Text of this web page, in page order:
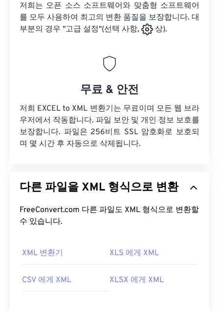
저희는 오픈 소스 소프트웨어와 맞춤형 소프트웨어
를 모두 사용하여 최고의 변환 품질을 보장합니다. 대
부분의 경우 "고급 설정"(선택 사항,
상).
무료 & 안전
저희 EXCEL to XML 변환기는 무료이며 모든 웹 브라
우저에서 작동합니다. 파일 보안 및 개인 정보 보호를
보장합니다. 파일은 256비트 SSL 암호화로 보호되
며 몇 시간 후 자동으로 삭제됩니다.
다른 파일을 XML 형식으로 변환
FreeConvert.com 다른 파일도 XML 형식으로 변환할
수 있습니다.
XML 변환기 XLS 에게 XML
CSV 에게 XML XLSX 에게 XML